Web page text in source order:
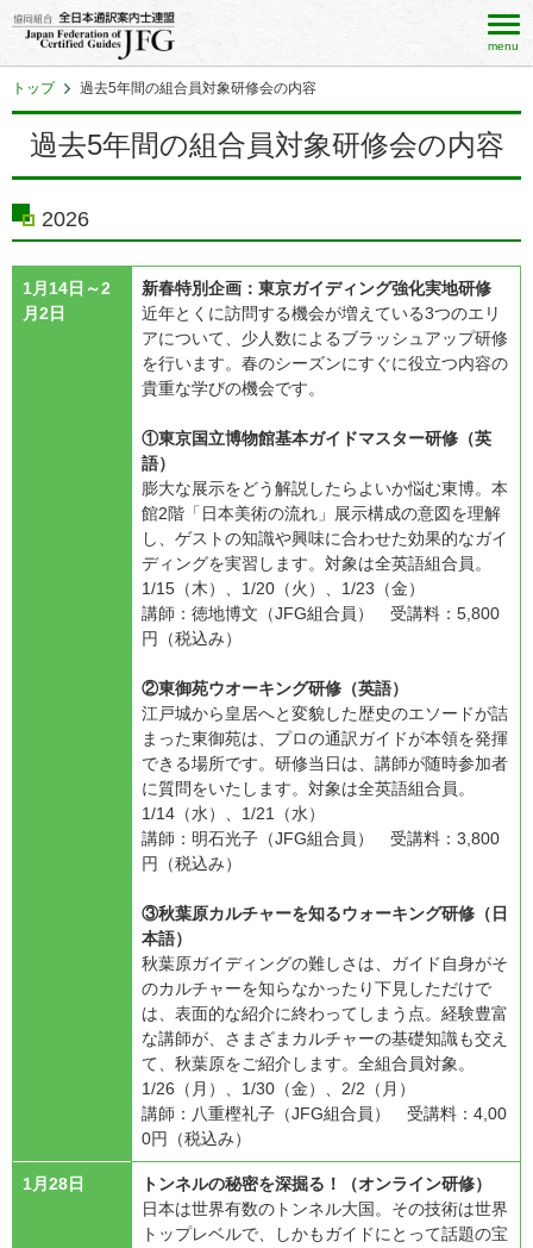
menu
トップ 過去5年間の組合員対象研修会の内容
過去5年間の組合員対象研修会の内容
2026
1月14日～2
月2日
新春特別企画：東京ガイディング強化実地研修
近年とくに訪問する機会が増えている3つのエリ
アについて、少人数によるブラッシュアップ研修
を行います。春のシーズンにすぐに役立つ内容の
貴重な学びの機会です。
①東京国立博物館基本ガイドマスター研修（英
語）
膨大な展示をどう解説したらよいか悩む東博。本
館2階「日本美術の流れ」展示構成の意図を理解
し、ゲストの知識や興味に合わせた効果的なガイ
ディングを実習します。対象は全英語組合員。
1/15（木）、1/20（火）、1/23（金）
講師：徳地博文（JFG組合員） 受講料：5,800
円（税込み）
②東御苑ウオーキング研修（英語）
江戸城から皇居へと変貌した歴史のエソードが詰
まった東御苑は、プロの通訳ガイドが本領を発揮
できる場所です。研修当日は、講師が随時参加者
に質問をいたします。対象は全英語組合員。
1/14（水）、1/21（水）
講師：明石光子（JFG組合員） 受講料：3,800
円（税込み）
③秋葉原カルチャーを知るウォーキング研修（日
本語）
秋葉原ガイディングの難しさは、ガイド自身がそ
のカルチャーを知らなかったり下見しただけで
は、表面的な紹介に終わってしまう点。経験豊富
な講師が、さまざまカルチャーの基礎知識も交え
て、秋葉原をご紹介します。全組合員対象。
1/26（月）、1/30（金）、2/2（月）
講師：八重樫礼子（JFG組合員） 受講料：4,00
0円（税込み）
1月28日
トンネルの秘密を深掘る！（オンライン研修）
日本は世界有数のトンネル大国。その技術は世界
トップレベルで、しかもガイドにとって話題の宝